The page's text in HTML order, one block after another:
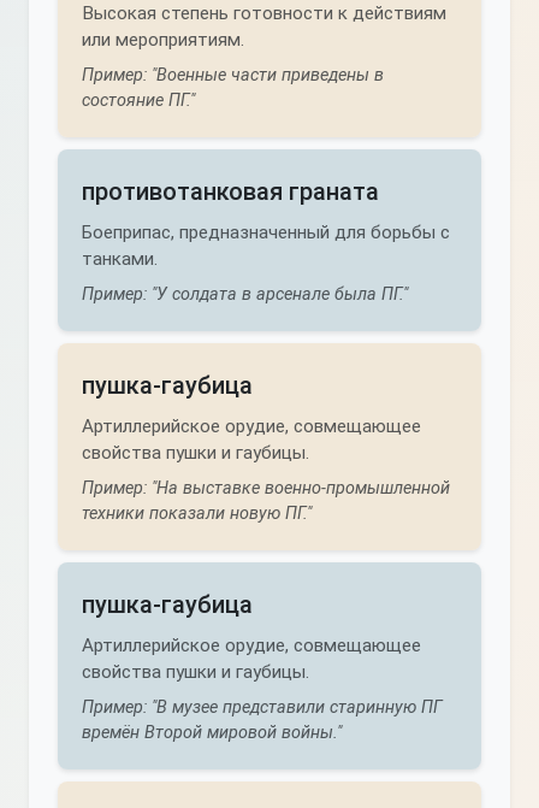
Высокая степень готовности к действиям
или мероприятиям.
Пример: "Военные части приведены в
состояние ПГ."
противотанковая граната
Боеприпас, предназначенный для борьбы с
танками.
Пример: "У солдата в арсенале была ПГ."
пушка-гаубица
Артиллерийское орудие, совмещающее
свойства пушки и гаубицы.
Пример: "На выставке военно-промышленной
техники показали новую ПГ."
пушка-гаубица
Артиллерийское орудие, совмещающее
свойства пушки и гаубицы.
Пример: "В музее представили старинную ПГ
времён Второй мировой войны."